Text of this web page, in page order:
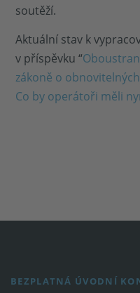
soutěží.
Aktuální stav k
v příspěvku “
zákoně o
Co by operátoři měli
BEZPLATNÁ ÚVODNÍ